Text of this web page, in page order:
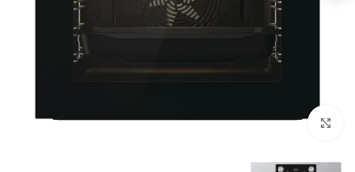
Click to enlarge